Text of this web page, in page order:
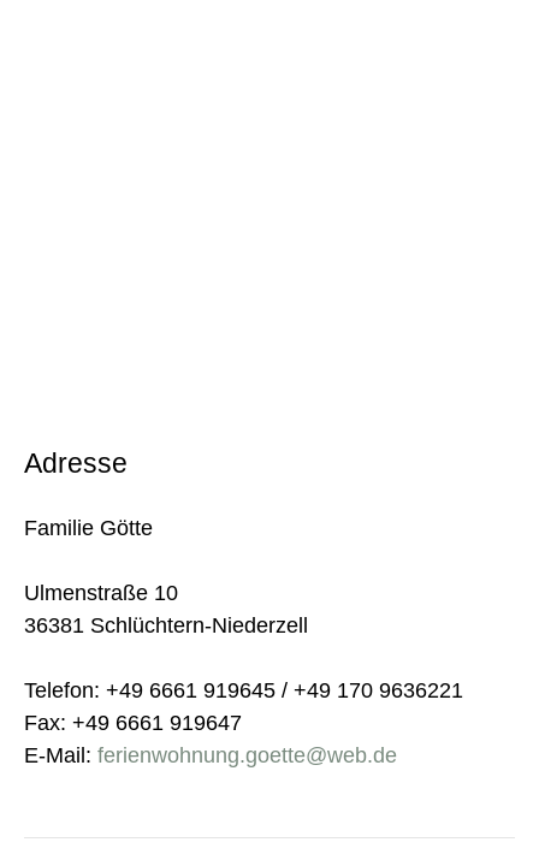
Adresse
Familie Götte
Ulmenstraße 10
36381 Schlüchtern-Niederzell
Telefon: +49 6661 919645 / +49 170 9636221
Fax: +49 6661 919647
E-Mail: ferienwohnung.goette@web.de